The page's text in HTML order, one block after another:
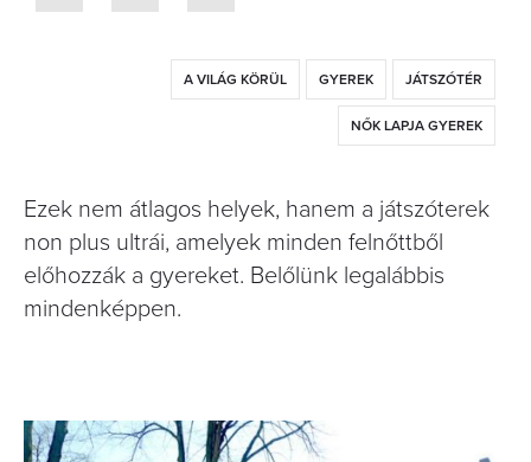
A VILÁG KÖRÜL GYEREK JÁTSZÓTÉR
NŐK LAPJA GYEREK
Ezek nem átlagos helyek, hanem a játszóterek
non plus ultrái, amelyek minden felnőttből
előhozzák a gyereket. Belőlünk legalábbis
mindenképpen.